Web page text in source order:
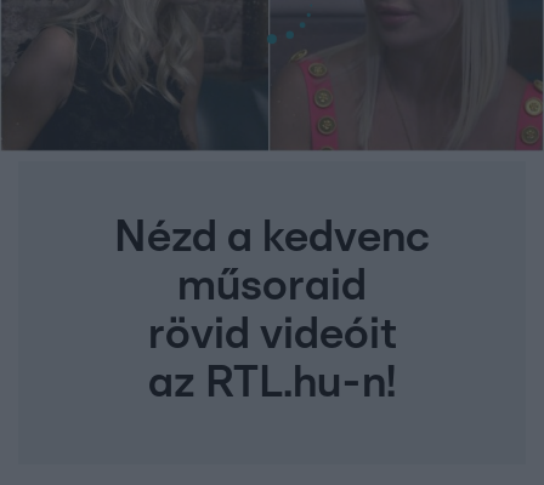
Nézd a kedvenc
műsoraid
rövid videóit
az RTL.hu-n!